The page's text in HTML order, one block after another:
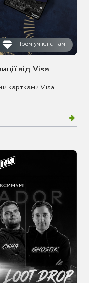
Преміум клієнтам
від Visa
картками Visa